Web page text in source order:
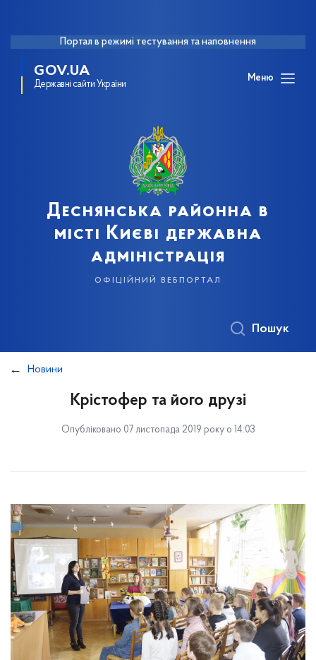
Портал в режимі тестування та наповнення
GOV.UA
Державні сайти України
Меню
Деснянська районна в
місті Києві державна
адміністрація
офіційний вебпортал
Пошук
Новини
Крістофер та його друзі
Опубліковано 07 листопада 2019 року о 14:03